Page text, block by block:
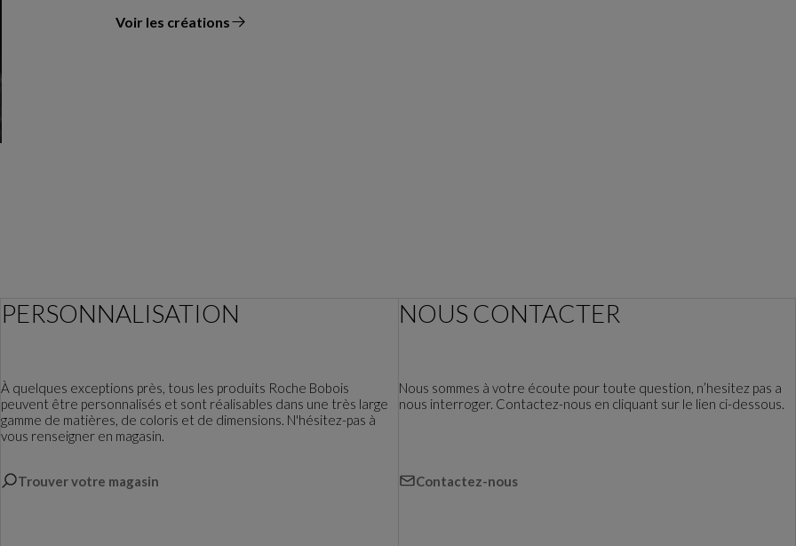
Voir les créations
du designer
PERSONNALISATION
À quelques exceptions près, tous les produits Roche Bobois
peuvent être personnalisés et sont réalisables dans une très large
gamme de matières, de coloris et de dimensions. N'hésitez-pas à
vous renseigner en magasin.
Trouver votre magasin
NOUS CONTACTER
Nous sommes à votre écoute pour toute question, n’hesitez pas a
nous interroger. Contactez-nous en cliquant sur le lien ci-dessous.
Contactez-nous